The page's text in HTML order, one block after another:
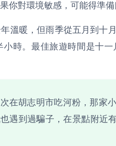
你對環境敏感，可能得準備
溫暖，但雨季從五月到十
時。最佳旅遊時間是十
在胡志明市吃河粉，那家
遇到過騙子，在景點附近